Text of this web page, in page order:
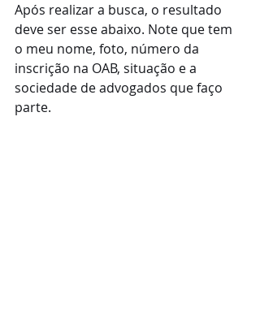
Após realizar a busca, o resultado
deve ser esse abaixo. Note que tem
o meu nome, foto, número da
inscrição na OAB, situação e a
sociedade de advogados que faço
parte.